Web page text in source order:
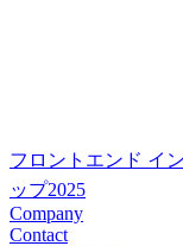
フロントエンド イ
ップ2025
Company
Contact